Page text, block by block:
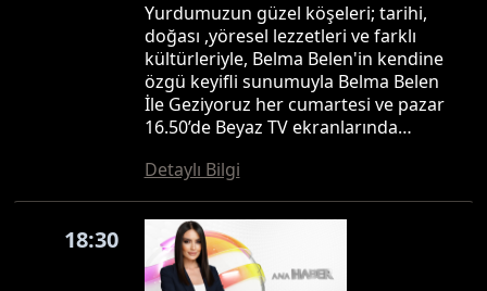
Yurdumuzun güzel köşeleri; tarihi,
doğası ,yöresel lezzetleri ve farklı
kültürleriyle, Belma Belen'in kendine
özgü keyifli sunumuyla Belma Belen
İle Geziyoruz her cumartesi ve pazar
16.50’de Beyaz TV ekranlarında…
Detaylı Bilgi
18:30